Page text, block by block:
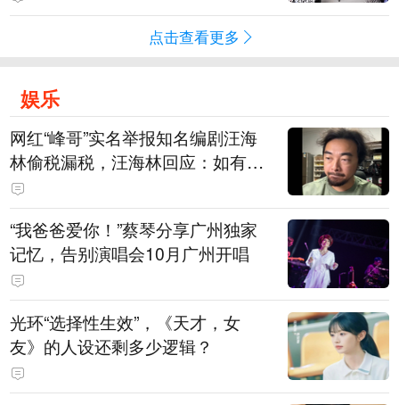
点击查看更多
娱乐
网红“峰哥”实名举报知名编剧汪海
林偷税漏税，汪海林回应：如有违
法行为，相关机构自会进行评判和
处理，清者自清，无需一一回应
“我爸爸爱你！”蔡琴分享广州独家
记忆，告别演唱会10月广州开唱
光环“选择性生效”，《天才，女
友》的人设还剩多少逻辑？